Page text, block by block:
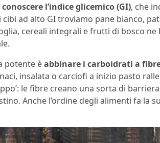
conoscere l’indice glicemico (GI), che
ad alto GI troviamo pane bianco,
cereali integrali e frutti di bosco
potente èabbinare i carboidrati a
insalata o carciofi a inizio pasto
le fibre creano una sorta di
Anche l’ordine degli alimenti fa la